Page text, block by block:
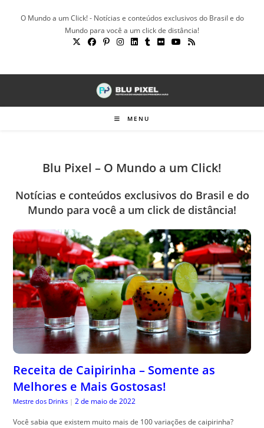
O Mundo a um Click! - Notícias e conteúdos exclusivos do Brasil e do
Mundo para você a um click de distância!
MENU
Blu Pixel – O Mundo a um Click!
Notícias e conteúdos exclusivos do Brasil e do
Mundo para você a um click de distância!
Receita de Caipirinha – Somente as
Melhores e Mais Gostosas!
Mestre dos Drinks | 2 de maio de 2022
Você sabia que existem muito mais de 100 variações de caipirinha?